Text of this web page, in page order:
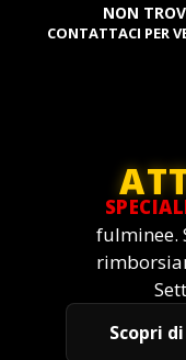
NON
CONTATTACI PER
fulminee.
Scopri